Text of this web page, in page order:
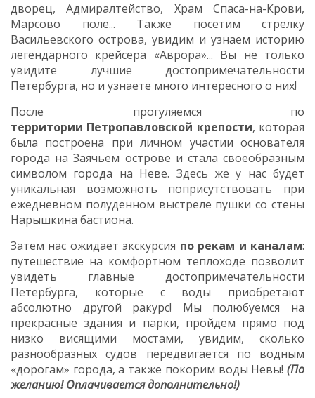
дворец, Адмиралтейство, Храм Спаса-на-Крови,
Марсово поле... Также посетим стрелку
Васильевского острова, увидим и узнаем историю
легендарного крейсера «Аврора»... Вы не только
увидите лучшие достопримечательности
Петербурга, но и узнаете много интересного о них!
После прогуляемся по
территории Петропавловской крепости, которая
была построена при личном участии основателя
города на Заячьем острове и стала своеобразным
символом города на Неве. Здесь же у нас будет
уникальная возможноть поприсутствовать при
ежедневном полуденном выстреле пушки со стены
Нарышкина бастиона.
Затем нас ожидает экскурсия по рекам и каналам:
путешествие на комфортном теплоходе позволит
увидеть главные достопримечательности
Петербурга, которые с воды приобретают
абсолютно другой ракурс! Мы полюбуемся на
прекрасные здания и парки, пройдем прямо под
низко висящими мостами, увидим, сколько
разнообразных судов передвигается по водным
«дорогам» города, а также покорим воды Невы! (По
желанию! Оплачивается дополнительно!)